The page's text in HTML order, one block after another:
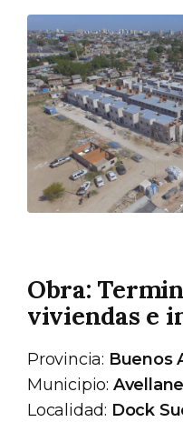
Obra:
viviendas e
Provincia: Buenos
Municipio:
Localidad: Dock